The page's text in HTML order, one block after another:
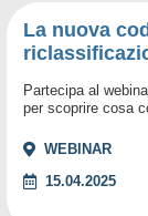
La nuova
Partecipa al
per scoprire cosa
WEBINAR
15.04.2025